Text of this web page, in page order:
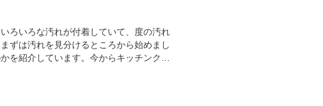
ろいろな汚れが付着していて、度の汚れ
ずは汚れを見分けるところから始めまし
を紹介しています。今からキッチンクリ